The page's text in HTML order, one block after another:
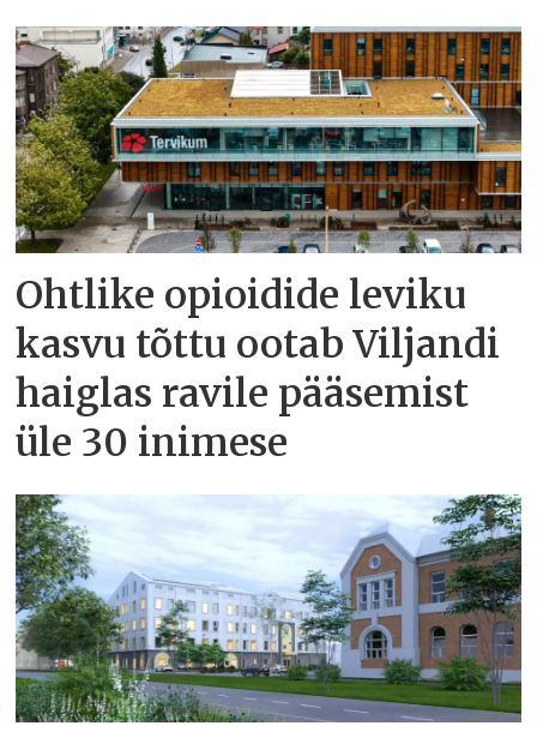
Ohtlike opioidide leviku
kasvu tõttu ootab Viljandi
haiglas ravile pääsemist
üle 30 inimese